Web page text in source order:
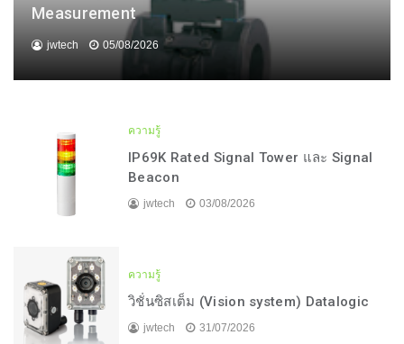
Measurement
jwtech 05/08/2026
ความรู้
IP69K Rated Signal Tower และ Signal
Beacon
jwtech 03/08/2026
ความรู้
วิชั่นซิสเต็ม (Vision system) Datalogic
jwtech 31/07/2026